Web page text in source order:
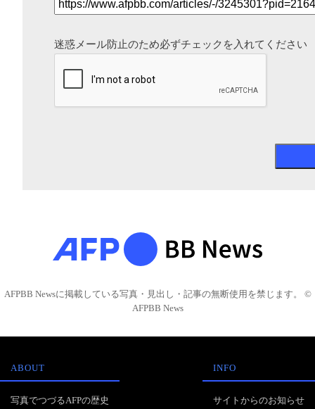
迷惑メール防止のため必ずチェックを入れてください
AFPBB Newsに掲載している写真・見出し・記事の無断使用を禁じます。 ©
AFPBB News
ABOUT
写真でつづるAFPの歴史
INFO
サイトからのお知らせ